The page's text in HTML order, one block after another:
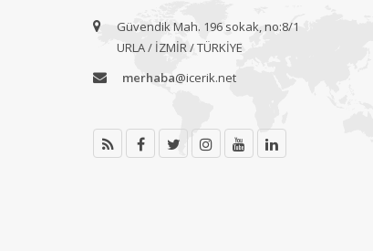
Güvendik Mah. 196 sokak, no:8/1
URLA / İZMİR / TÜRKİYE
merhaba@icerik.net